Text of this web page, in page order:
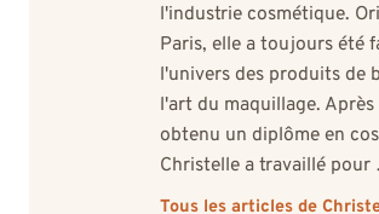
l'industrie cosmétique.
Paris, elle a toujours été
l'univers des produits de
l'art du maquillage.
obtenu un diplôme en
Christelle a travaillé pour
Tous les articles de